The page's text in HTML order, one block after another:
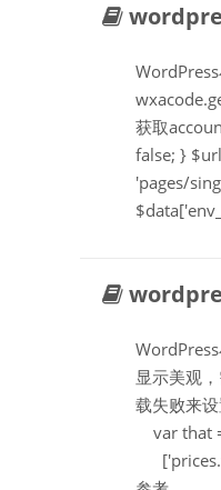
获取
false; }
'pages/
显示美观
载失败来
var that